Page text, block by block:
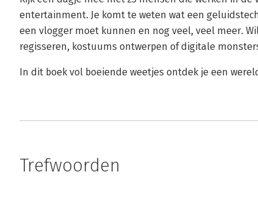
entertainment. Je komt te weten wat een
een vlogger moet kunnen en nog veel, veel meer.
regisseren, kostuums ontwerpen of digitale
In dit boek vol boeiende weetjes ontdek je een
Trefwoorden